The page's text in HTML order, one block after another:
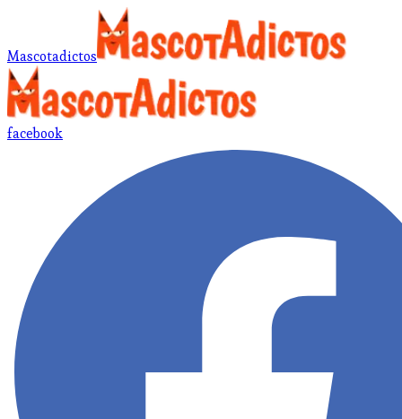
Mascotadictos
facebook